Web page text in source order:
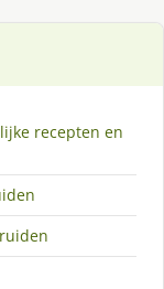
recepten en